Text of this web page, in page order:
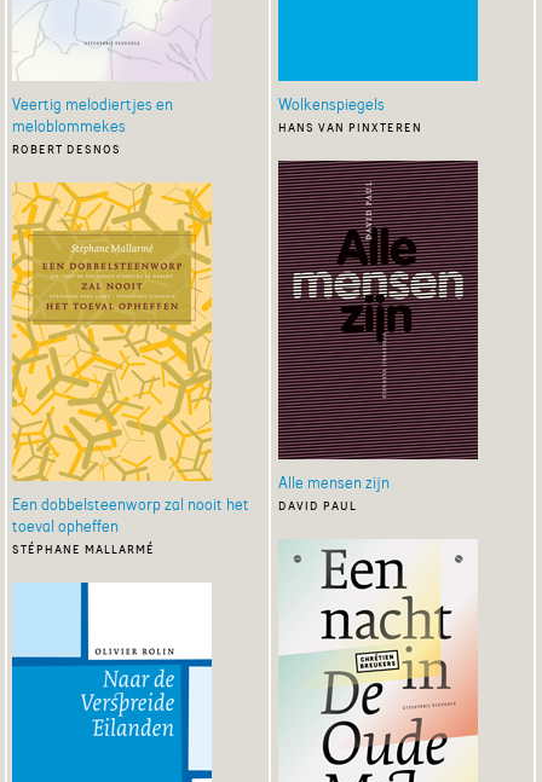
Veertig melodiertjes en
meloblommekes
robert desnos
Een dobbelsteenworp zal nooit het
toeval opheffen
stéphane mallarmé
Wolkenspiegels
hans van pinxteren
Alle mensen zijn
david paul